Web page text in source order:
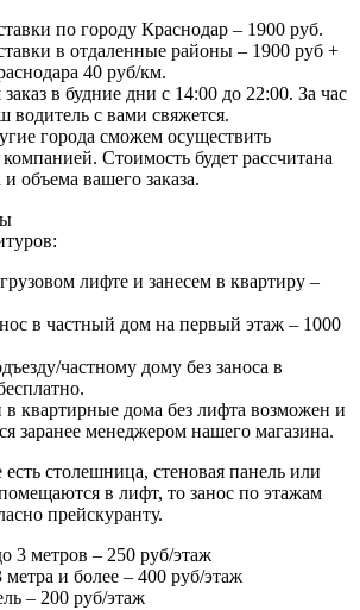
по городу Краснодар – 1900 руб.
в отдаленные районы – 1900 руб +
40 руб/км.
в будние дни с 14:00 до 22:00. За час
водитель с вами свяжется.
города сможем осуществить
Стоимость будет рассчитана
и объема вашего заказа.
лифте и занесем в квартиру –
в частный дом на первый этаж – 1000
частному дому без заноса в
квартирные дома без лифта возможен и
заранее менеджером нашего магазина.
столешница, стеновая панель или
в лифт, то занос по этажам
прейскуранту.
3 метров – 250 руб/этаж
и более – 400 руб/этаж
– 200 руб/этаж